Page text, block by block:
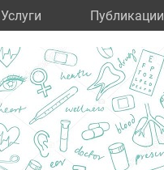
Услуги Публикации